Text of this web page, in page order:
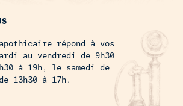
répond à vos
au vendredi de 9h30
à 19h, le samedi de
13h30 à 17h.